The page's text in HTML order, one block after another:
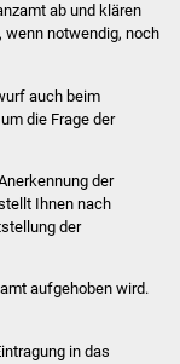
Bizethalle
ab und klären
wenn notwendig, noch
auch beim
die Frage der
der
Ihnen nach
der
aufgehoben wird.
in das